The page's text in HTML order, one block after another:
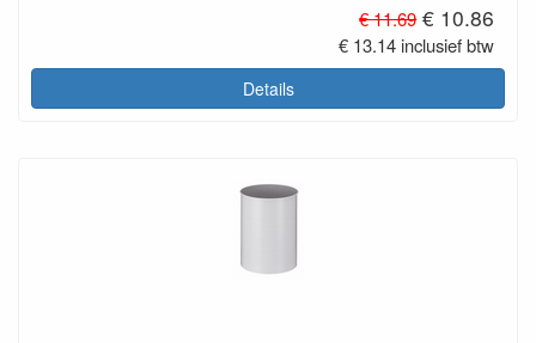
€ 11.69 € 10.86
€ 13.14 inclusief btw
Details